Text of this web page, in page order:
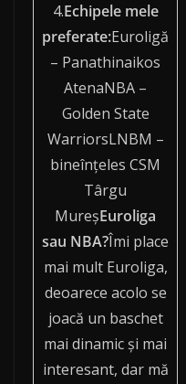
4.Echipele mele
preferate:Euroligă
– Panathinaikos
AtenaNBA –
Golden State
WarriorsLNBM –
bineînţeles CSM
Târgu
MureşEuroliga
sau NBA?Îmi place
mai mult Euroliga,
deoarece acolo se
joacă un baschet
mai dinamic şi mai
interesant, dar mă